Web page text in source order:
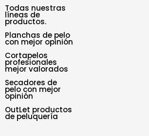
Todas nuestras
líneas de
productos.
Planchas de pelo
con mejor opinión
Cortapelos
profesionales
mejor valorados
Secadores de
pelo con mejor
opinión
OutLet productos
de peluquería